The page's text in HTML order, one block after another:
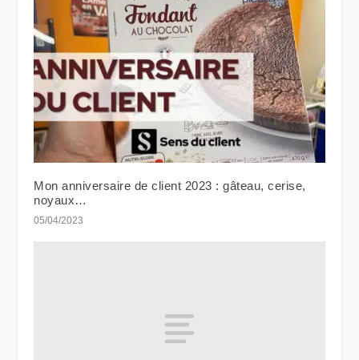
Mon anniversaire de client 2023 : gâteau, cerise,
noyaux…
05/04/2023